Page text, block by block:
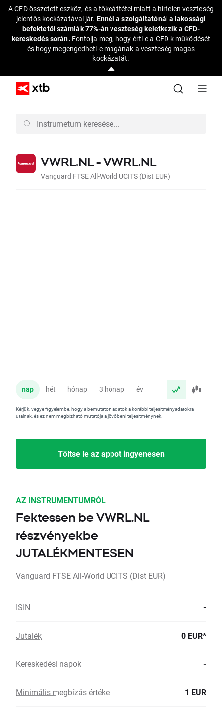
A CFD összetett eszköz, és a tőkeáttétel miatt a hirtelen veszteség
jelentős kockázatával jár. Ennél a szolgáltatónál a lakossági
befektetői számlák 77%-án veszteség keletkezik a CFD-
kereskedés során. Fontolja meg, hogy érti-e a CFD-k működését
és hogy megengedheti-e magának a veszteség magas
kockázatát.
VWRL.NL - VWRL.NL
Vanguard FTSE All-World UCITS (Dist EUR)
nap hét hónap 3 hónap év
Kérjük, vegye figyelembe, hogy a bemutatott adatok a korábbi teljesítményadatokra
utalnak, és ez nem megbízható mutatója a jövőbeni teljesítménynek.
Töltse le az appot ingyenesen
AZ INSTRUMENTUMRÓL
Fektessen be VWRL.NL
részvényekbe
JUTALÉKMENTESEN
Vanguard FTSE All-World UCITS (Dist EUR)
ISIN -
Jutalék 0 EUR*
Kereskedési napok -
Minimális megbízás értéke 1 EUR